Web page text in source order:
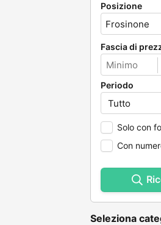
Posizione
Fascia di
Periodo
Solo con
Con
Seleziona